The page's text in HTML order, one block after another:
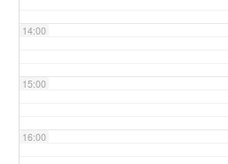
14:00
15:00
16:00